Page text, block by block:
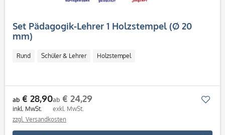
Set Pädagogik-Lehrer 1 Holzstempel (Ø 20
mm)
Rund Schüler & Lehrer Holzstempel
ab € 28,90
inkl. MwSt.
ab € 24,29
exkl. MwSt.
zzgl. Versandkosten